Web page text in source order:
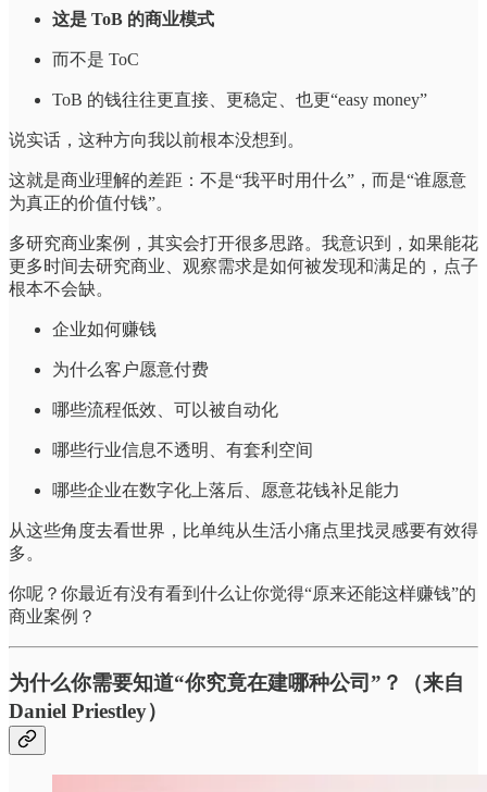
这是 ToB 的商业模式
而不是 ToC
ToB 的钱往往更直接、更稳定、也更“easy money”
说实话，这种方向我以前根本没想到。
这就是商业理解的差距：不是“我平时用什么”，而是“谁愿意
为真正的价值付钱”。
多研究商业案例，其实会打开很多思路。我意识到，如果能花
更多时间去研究商业、观察需求是如何被发现和满足的，点子
根本不会缺。
企业如何赚钱
为什么客户愿意付费
哪些流程低效、可以被自动化
哪些行业信息不透明、有套利空间
哪些企业在数字化上落后、愿意花钱补足能力
从这些角度去看世界，比单纯从生活小痛点里找灵感要有效得
多。
你呢？你最近有没有看到什么让你觉得“原来还能这样赚钱”的
商业案例？
为什么你需要知道“你究竟在建哪种公司”？（来自
Daniel Priestley）